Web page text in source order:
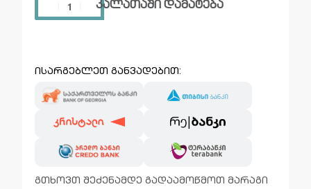
კალათაში დამატება
ისარგებლეთ განვადებით:
გთხოვთ შეძენამდე გადაამოწმოთ მარაგი